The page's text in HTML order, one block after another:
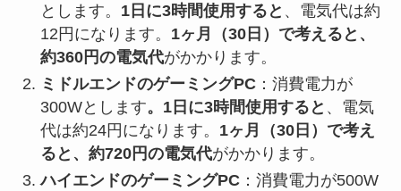
とします。 1日に3時間使用すると 、電気代は約
12円になります。 1ヶ月（30日）で考えると、
約360円の電気代がかかります。
ミドルエンドのゲーミングPC：消費電力が
300Wとします。1日に3時間使用すると 、電気
代は約24円になります。 1ヶ月（30日）で考え
ると、約720円の電気代がかかります。
ハイエンドのゲーミングPC：消費電力が500W